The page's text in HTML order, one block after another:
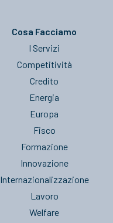
Cosa Facciamo
I Servizi
Competitività
Credito
Energia
Europa
Fisco
Formazione
Innovazione
Internazionalizzazione
Lavoro
Welfare